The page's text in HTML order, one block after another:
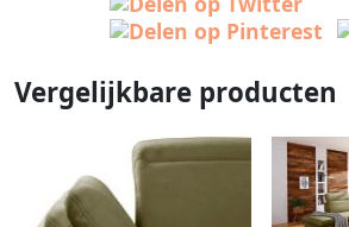
Vergelijkbare producten